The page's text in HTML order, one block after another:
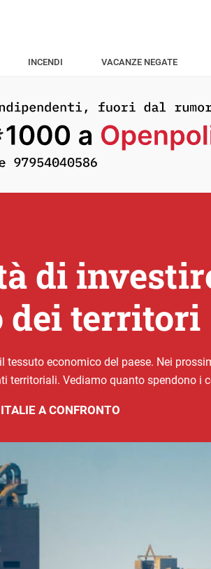
INCENDI VACANZE NEGATE
di
dei territori
tessuto economico del paese. Nei
territoriali. Vediamo quanto spendono i
ITALIE A CONFRONTO